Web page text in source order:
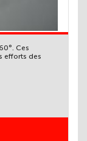
Ces
efforts des